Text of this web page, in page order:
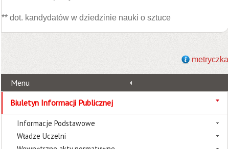
** dot. kandydatów w dziedzinie nauki o sztuce
metryczka
Menu
Biuletyn Informacji Publicznej
Informacje Podstawowe
Władze Uczelni